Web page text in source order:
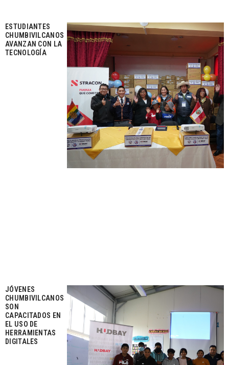
ESTUDIANTES
CHUMBIVILCANOS
AVANZAN CON LA
TECNOLOGÍA
JÓVENES
CHUMBIVILCANOS
SON
CAPACITADOS EN
EL USO DE
HERRAMIENTAS
DIGITALES